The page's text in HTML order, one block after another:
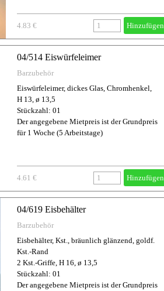
4.83 € Hinzufügen
04/514 Eiswürfeleimer
Barzubehör
Eiswürfeleimer, dickes Glas, Chromhenkel,
H 13, ø 13,5
Stückzahl: 01
Der angegebene Mietpreis ist der Grundpreis
für 1 Woche (5 Arbeitstage)
4.61 € Hinzufügen
04/619 Eisbehälter
Barzubehör
Eisbehälter, Kst., bräunlich glänzend, goldf.
Kst.-Rand
2 Kst.-Griffe, H 16, ø 13,5
Stückzahl: 01
Der angegebene Mietpreis ist der Grundpreis